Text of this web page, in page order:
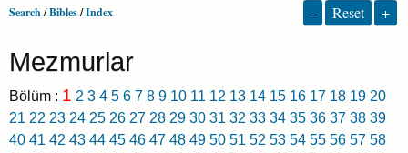
Search/Bibles/Index - Reset +
Mezmurlar
Bölüm : 1 2 3 4 5 6 7 8 9 10 11 12 13 14 15 16 17 18 19 20
21 22 23 24 25 26 27 28 29 30 31 32 33 34 35 36 37 38 39
40 41 42 43 44 45 46 47 48 49 50 51 52 53 54 55 56 57 58